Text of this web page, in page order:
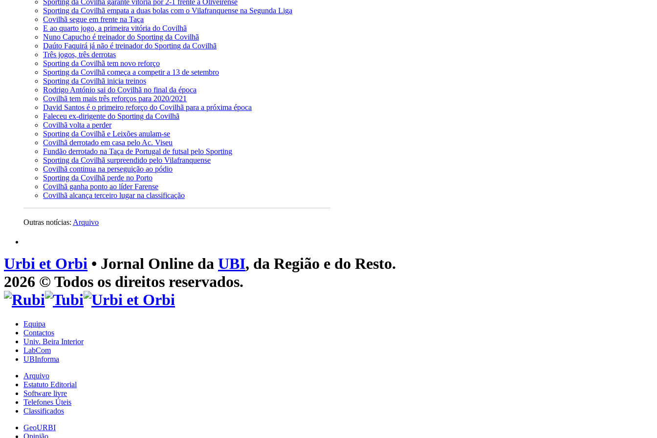
Sporting da Covilhã garante vitória por 2-1 frente à Oliveirense
Sporting da Covilhã empata a duas bolas com o Vilafranquense na Segunda Liga
Covilhã segue em frente na Taça
E ao quarto jogo, a primeira vitória do Covilhã
Nuno Capucho é treinador do Sporting da Covilhã
Daúto Faquirá já não é treinador do Sporting da Covilhã
Três jogos, três derrotas
Sporting da Covilhã tem novo reforço
Sporting da Covilhã começa a competir a 13 de setembro
Sporting da Covilhã inicia treinos
Rodrigo António sai do Covilhã no final da época
Covilhã tem mais três reforços para 2020/2021
David Santos é o primeiro reforço do Covilhã para a próxima época
Faleceu ex-dirigente do Sporting da Covilhã
Covilhã volta a perder
Sporting da Covilhã e Leixões anulam-se
Covilhã derrotado em casa pelo Ac. Viseu
Fundão derrotado na Taça de Portugal de futsal pelo Sporting
Sporting da Covilhã surpreendido pelo Vilafranquense
Covilhã continua na perseguição ao pódio
Sporting da Covilhã perde no Porto
Covilhã ganha ponto ao líder Farense
Covilhã alcança terceiro lugar na classificação
Outras notícias: Arquivo
Urbi et Orbi • Jornal Online da UBI, da Região e do Resto.
2026 © Todos os direitos reservados.
Equipa
Contactos
Univ. Beira Interior
LabCom
UBInforma
Arquivo
Estatuto Editorial
Software livre
Telefones Úteis
Classificados
GeoURBI
Opinião